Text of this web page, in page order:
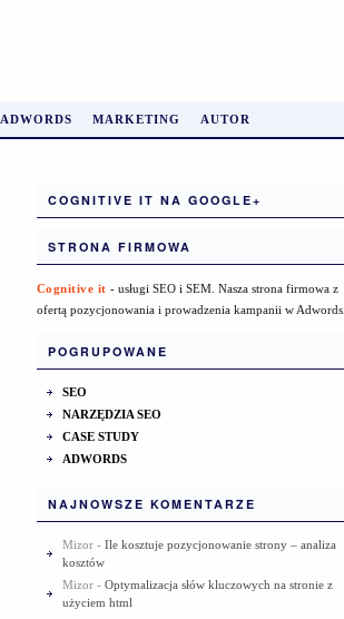
ADWORDS MARKETING AUTOR
COGNITIVE IT NA GOOGLE+
STRONA FIRMOWA
Cognitive it - usługi SEO i SEM. Nasza strona firmowa z
ofertą pozycjonowania i prowadzenia kampanii w Adwords.
POGRUPOWANE
SEO
NARZĘDZIA SEO
CASE STUDY
ADWORDS
NAJNOWSZE KOMENTARZE
Mizor- Ile kosztuje pozycjonowanie strony – analiza
kosztów
Mizor- Optymalizacja słów kluczowych na stronie z
użyciem html